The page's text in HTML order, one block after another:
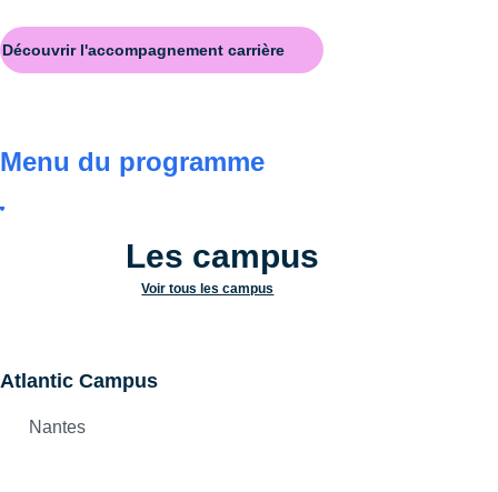
Découvrir l'accompagnement carrière
Menu du programme
Les campus
Voir tous les campus
Atlantic Campus
Nantes